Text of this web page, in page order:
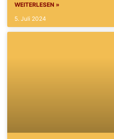
WEITERLESEN »
5. Juli 2024